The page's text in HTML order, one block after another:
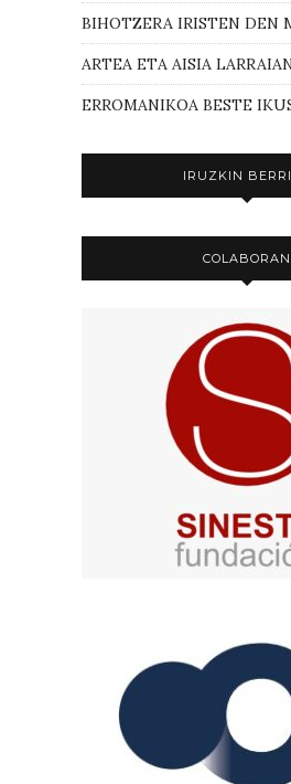
BIHOTZERA IRISTEN DEN
ARTEA ETA AISIA
ERROMANIKOA BESTE
IRUZKIN
COLABORAN